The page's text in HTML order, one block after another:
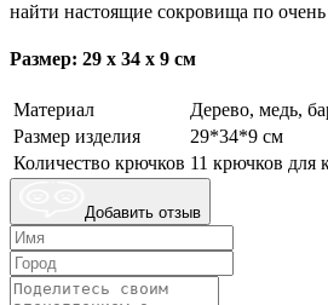
найти настоящие сокровища по
Размер: 29 х 34 х 9 см
Материал
Дерево, медь,
Размер изделия
29*34*9 см
Количество крючков 11 крючков для
Добавить отзыв